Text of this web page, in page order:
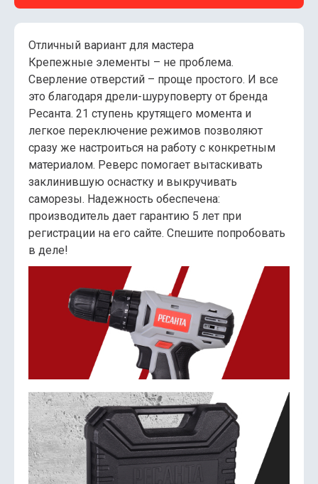
Отличный вариант для мастера
Крепежные элементы – не проблема.
Сверление отверстий – проще простого. И все
это благодаря дрели-шуруповерту от бренда
Ресанта. 21 ступень крутящего момента и
легкое переключение режимов позволяют
сразу же настроиться на работу с конкретным
материалом. Реверс помогает вытаскивать
заклинившую оснастку и выкручивать
саморезы. Надежность обеспечена:
производитель дает гарантию 5 лет при
регистрации на его сайте. Спешите попробовать
в деле!